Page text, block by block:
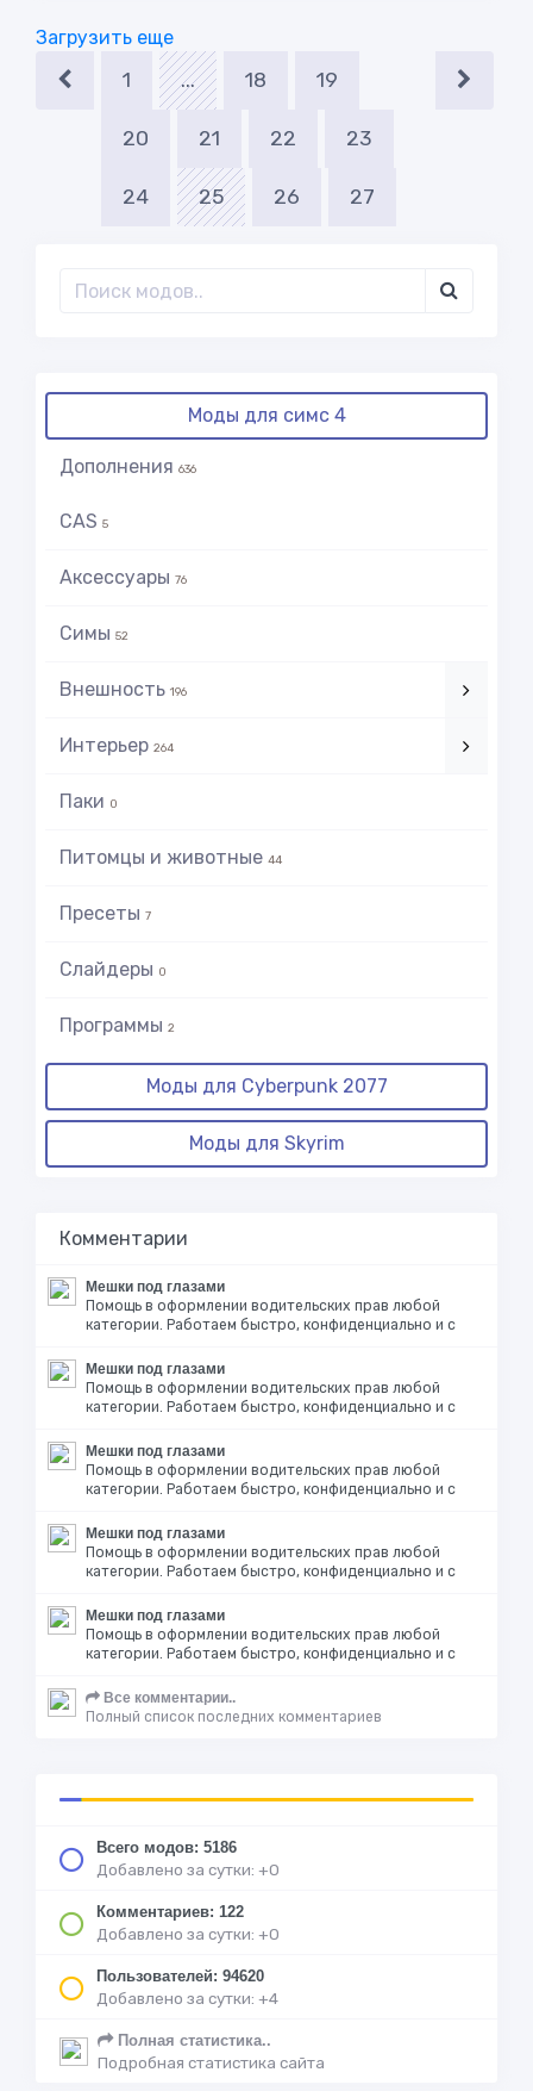
Загрузить еще
1 ... 18 19
20 21 22 23
24 25 26 27
Моды для симс 4
Дополнения 636
CAS 5
Аксессуары 76
Симы 52
Внешность 196
Интерьер 264
Паки 0
Питомцы и животные 44
Пресеты 7
Слайдеры 0
Программы 2
Моды для Cyberpunk 2077
Моды для Skyrim
Комментарии
Мешки под глазами
Помощь в оформлении водительских прав любой
категории. Работаем быстро, конфиденциально и с
Мешки под глазами
Помощь в оформлении водительских прав любой
категории. Работаем быстро, конфиденциально и с
Мешки под глазами
Помощь в оформлении водительских прав любой
категории. Работаем быстро, конфиденциально и с
Мешки под глазами
Помощь в оформлении водительских прав любой
категории. Работаем быстро, конфиденциально и с
Мешки под глазами
Помощь в оформлении водительских прав любой
категории. Работаем быстро, конфиденциально и с
Все комментарии..
Полный список последних комментариев
Всего модов: 5186
Добавлено за сутки: +0
Комментариев: 122
Добавлено за сутки: +0
Пользователей: 94620
Добавлено за сутки: +4
Полная статистика..
Подробная статистика сайта